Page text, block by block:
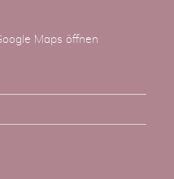
Maps öffnen